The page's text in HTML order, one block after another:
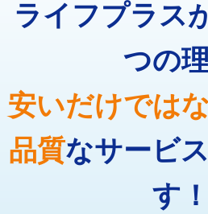
モルタル補修（厚さ10㎝まで）
廃棄・処分
止水・漏水調査・防水処理・清掃・
止水・漏水調査・防水処理・清掃・
止水・漏水調査・防水処理・清掃・修
理・調整・分解・加工など（重作業）
その他部品の脱着
ライフプラス
つの
安いだけでは
品質なサービ
す！